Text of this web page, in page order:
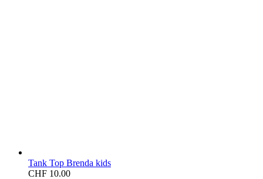
Tank Top Brenda kids
CHF 10.00